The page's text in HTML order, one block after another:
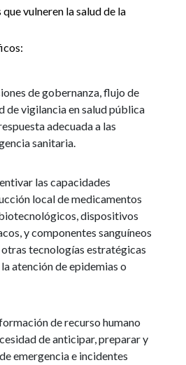
vulneren la salud de la
de gobernanza, flujo de
de vigilancia en salud pública
adecuada a las
sanitaria.
las capacidades
local de medicamentos
dispositivos
y componentes sanguíneos
tecnologías estratégicas
atención de epidemias o
de recurso humano
de anticipar, preparar y
emergencia e incidentes